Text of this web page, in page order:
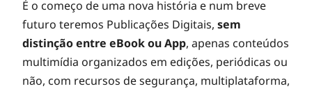
É o começo de uma nova história e num breve
futuro teremos Publicações Digitais, sem
distinção entre eBook ou App, apenas conteúdos
multimídia organizados em edições, periódicas ou
não, com recursos de segurança, multiplataforma,